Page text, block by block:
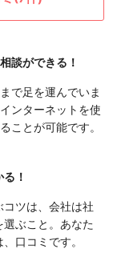
談ができる！
で足を運んでいま
ンターネットを使
ことが可能です。
！
ツは、会社は社
ぶこと。あなた
口コミです。